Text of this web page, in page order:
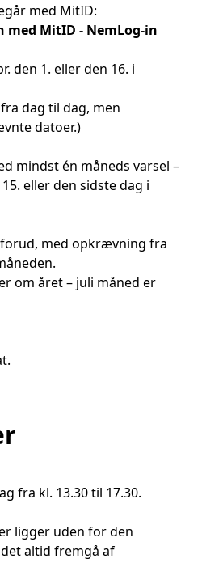
med MitID:
med MitID - NemLog-in
den 1. eller den 16. i
dag til dag, men
datoer.)
mindst én måneds varsel –
eller den sidste dag i
med opkrævning fra
om året – juli måned er
fra kl. 13.30 til 17.30.
ligger uden for den
altid fremgå af